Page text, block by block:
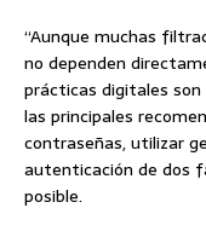
“Aunque muchas
no dependen
prácticas digitales
las principales
contraseñas, utilizar
autenticación de dos
posible.